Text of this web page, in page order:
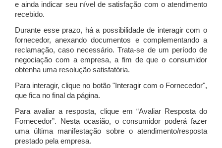
e ainda indicar seu nível de satisfação com o atendimento
recebido.
Durante esse prazo, há a possibilidade de interagir com o
fornecedor, anexando documentos e complementando a
reclamação, caso necessário.Trata-se de um período de
negociação com a empresa, a fim de que o consumidor
obtenha uma resolução satisfatória.
Para interagir, clique no botão "Interagir com o Fornecedor",
que fica no final da página.
Para avaliar a resposta, clique em “Avaliar Resposta do
Fornecedor”. Nesta ocasião, o consumidor poderá fazer
uma última manifestação sobre o atendimento/resposta
prestado pela empresa.